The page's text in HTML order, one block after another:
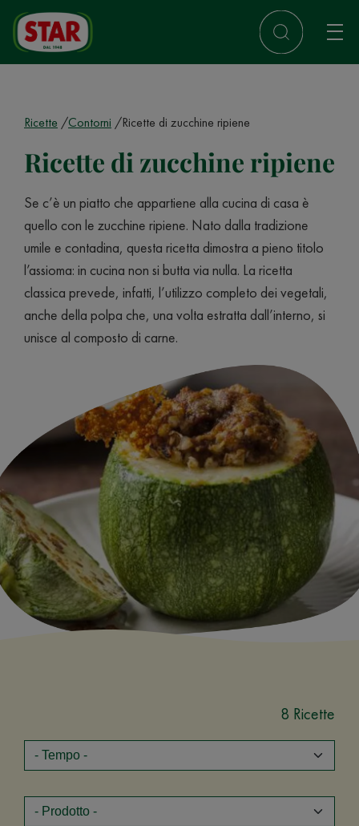
Ricette Contorni Ricette di zucchine ripiene
Ricette di zucchine ripiene
Se c’è un piatto che appartiene alla cucina di casa è
quello con le zucchine ripiene. Nato dalla tradizione
umile e contadina, questa ricetta dimostra a pieno titolo
l’assioma: in cucina non si butta via nulla. La ricetta
classica prevede, infatti, l’utilizzo completo dei vegetali,
anche della polpa che, una volta estratta dall’interno, si
unisce al composto di carne.
8 Ricette